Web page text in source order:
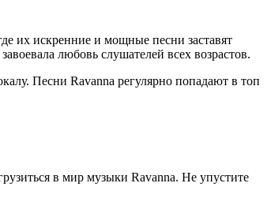
их искренние и мощные песни заставят
любовь слушателей всех возрастов.
Песни Ravanna регулярно попадают в топ
в мир музыки Ravanna. Не упустите